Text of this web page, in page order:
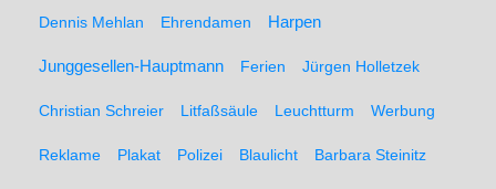
Dennis Mehlan Ehrendamen Harpen
Junggesellen-Hauptmann Ferien Jürgen Holletzek
Christian Schreier Litfaßsäule Leuchtturm Werbung
Reklame Plakat Polizei Blaulicht Barbara Steinitz